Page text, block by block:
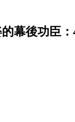
幕後功臣